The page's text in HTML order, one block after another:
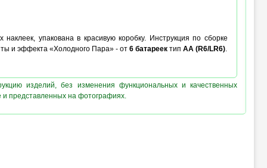
упакована в красивую коробку. Инструкция по сборке
и эффекта «Холодного Пара» - от 6 батареектип AA (R6/LR6).
изделий, без изменения функциональных и качественных
и представленных на фотографиях.